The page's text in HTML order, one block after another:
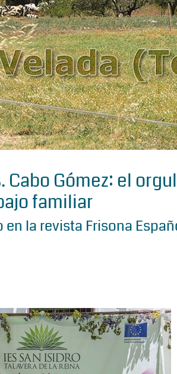
Cabo Gómez: el
familiar
la revista Frisona